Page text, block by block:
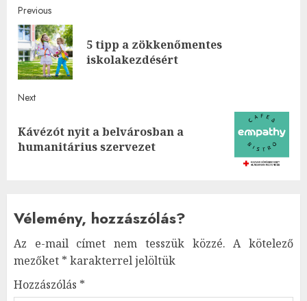
Post
navigation
Previous
5 tipp a zökkenőmentes
iskolakezdésért
Next
Next
post:
Kávézót nyit a belvárosban a
humanitárius szervezet
Vélemény, hozzászólás?
Az e-mail címet nem tesszük közzé. A kötelező
mezőket * karakterrel jelöltük
Hozzászólás *